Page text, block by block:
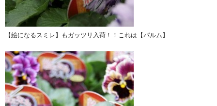
【絵になるスミレ】もガッツリ入荷！！これは【パルム】